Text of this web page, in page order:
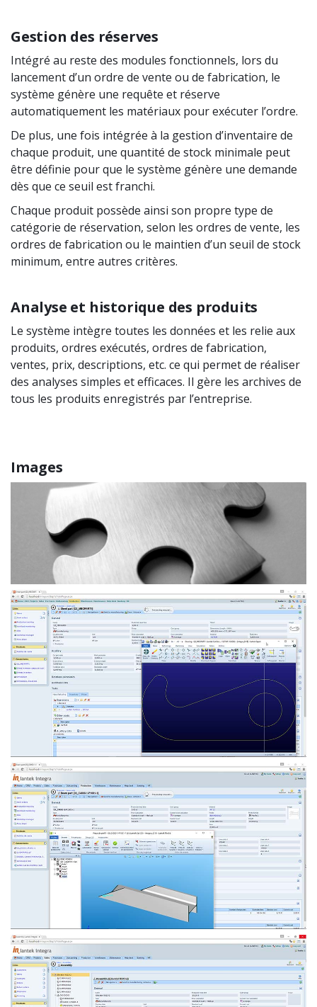
Gestion des réserves
Intégré au reste des modules fonctionnels, lors du
lancement d’un ordre de vente ou de fabrication, le
système génère une requête et réserve
automatiquement les matériaux pour exécuter l’ordre.
De plus, une fois intégrée à la gestion d’inventaire de
chaque produit, une quantité de stock minimale peut
être définie pour que le système génère une demande
dès que ce seuil est franchi.
Chaque produit possède ainsi son propre type de
catégorie de réservation, selon les ordres de vente, les
ordres de fabrication ou le maintien d’un seuil de stock
minimum, entre autres critères.
Analyse et historique des produits
Le système intègre toutes les données et les relie aux
produits, ordres exécutés, ordres de fabrication,
ventes, prix, descriptions, etc. ce qui permet de réaliser
des analyses simples et efficaces. Il gère les archives de
tous les produits enregistrés par l’entreprise.
Images